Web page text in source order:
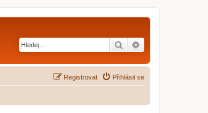
Hledat
Přihlásit se
Registrovat